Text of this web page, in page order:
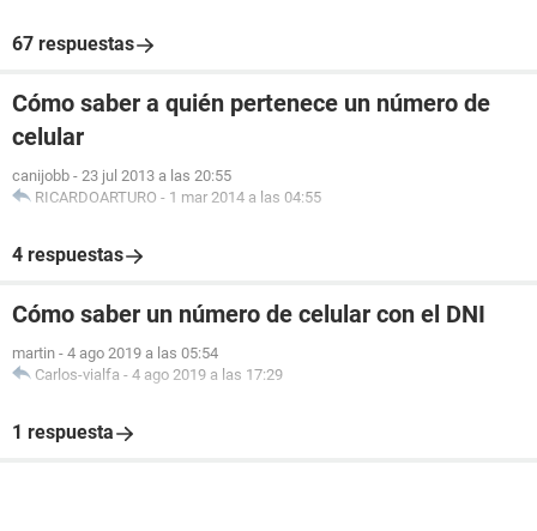
67 respuestas
Cómo saber a quién pertenece un número de
celular
canijobb - 23 jul 2013 a las 20:55
RICARDOARTURO - 1 mar 2014 a las 04:55
4 respuestas
Cómo saber un número de celular con el DNI
martin - 4 ago 2019 a las 05:54
Carlos-vialfa - 4 ago 2019 a las 17:29
1 respuesta